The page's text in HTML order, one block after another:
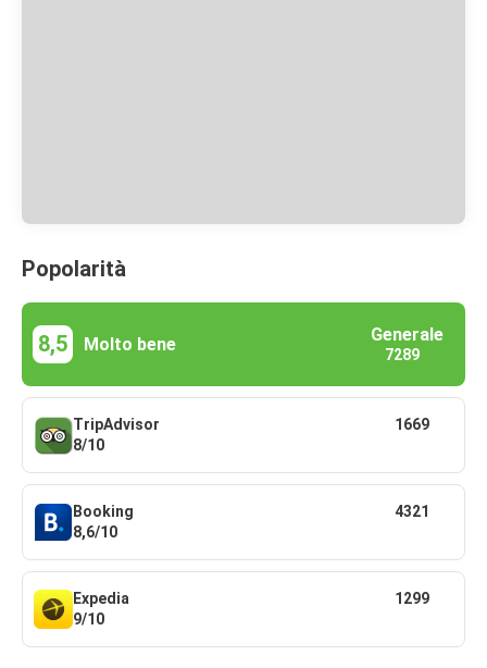
Popolarità
8,5 Molto bene Generale
7289
TripAdvisor
8/10
1669
Booking
8,6/10
4321
Expedia
9/10
1299